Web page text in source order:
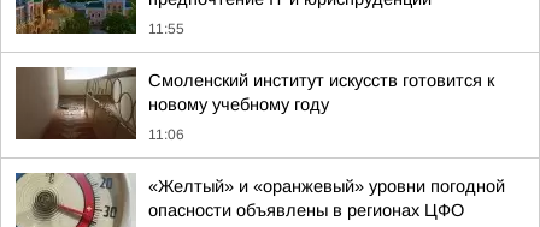
11:55
Смоленский институт искусств готовится к
новому учебному году
11:06
«Желтый» и «оранжевый» уровни погодной
опасности объявлены в регионах ЦФО